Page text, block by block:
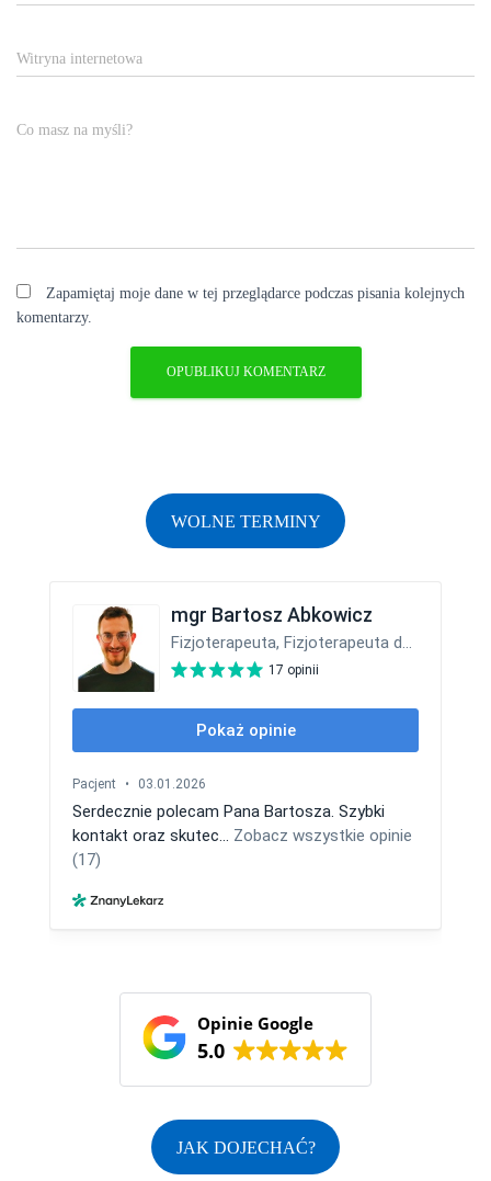
Witryna internetowa
Co masz na myśli?
Zapamiętaj moje dane w tej przeglądarce podczas pisania kolejnych
komentarzy.
WOLNE TERMINY
Opinie Google
5.0
JAK DOJECHAĆ?